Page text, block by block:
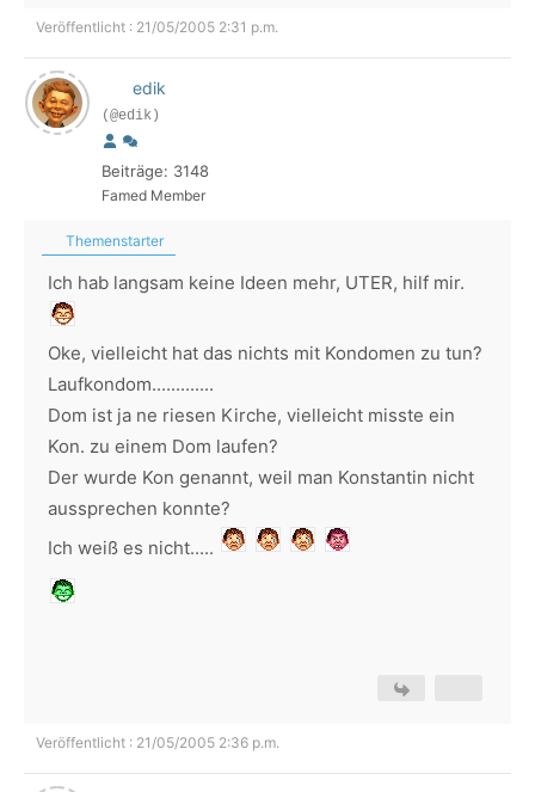
Veröffentlicht : 21/05/2005 2:31 p.m.
edik
(@edik)
Beiträge: 3148
Famed Member
Themenstarter
Ich hab langsam keine Ideen mehr, UTER, hilf mir.
Oke, vielleicht hat das nichts mit Kondomen zu tun?
Laufkondom.............
Dom ist ja ne riesen Kirche, vielleicht misste ein
Kon. zu einem Dom laufen?
Der wurde Kon genannt, weil man Konstantin nicht
aussprechen konnte?
Ich weiß es nicht.....
Veröffentlicht : 21/05/2005 2:36 p.m.